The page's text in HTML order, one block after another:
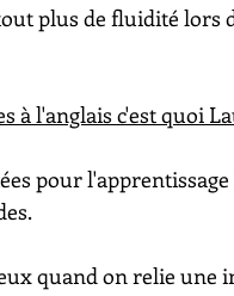
plus de fluidité lors
à l'anglais c'est quoi
pour
quand on relie une